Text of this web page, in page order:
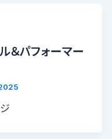
＆パフォーマー